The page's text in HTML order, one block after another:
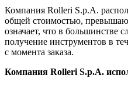
Компания Rolleri S.p.A.
общей стоимостью,
означает, что в большинстве
получение инструментов в
с момента заказа.
Компания Rolleri S.p.A.